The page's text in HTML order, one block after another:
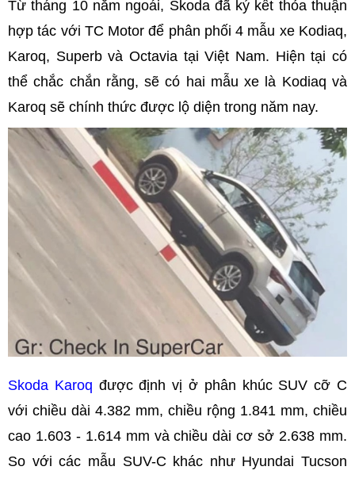
Từ tháng 10 năm ngoái, Skoda đã ký kết thỏa thuận
hợp tác với TC Motor để phân phối 4 mẫu xe Kodiaq,
Karoq, Superb và Octavia tại Việt Nam. Hiện tại có
thể chắc chắn rằng, sẽ có hai mẫu xe là Kodiaq và
Karoq sẽ chính thức được lộ diện trong năm nay.
Skoda Karoq được định vị ở phân khúc SUV cỡ C
với chiều dài 4.382 mm, chiều rộng 1.841 mm, chiều
cao 1.603 - 1.614 mm và chiều dài cơ sở 2.638 mm.
So với các mẫu SUV-C khác như Hyundai Tucson